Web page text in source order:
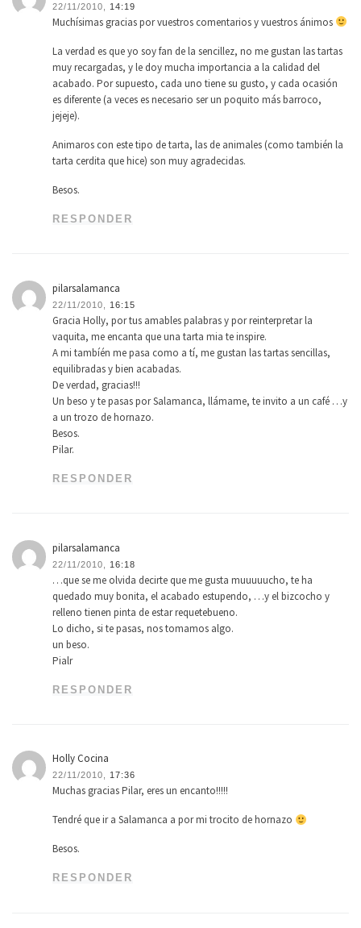
22/11/2010, 14:19
Muchísimas gracias por vuestros comentarios y vuestros ánimos
La verdad es que yo soy fan de la sencillez, no me gustan las tartas
muy recargadas, y le doy mucha importancia a la calidad del
acabado. Por supuesto, cada uno tiene su gusto, y cada ocasión
es diferente (a veces es necesario ser un poquito más barroco,
jejeje).
Animaros con este tipo de tarta, las de animales (como también la
tarta cerdita que hice) son muy agradecidas.
Besos.
RESPONDER
pilarsalamanca
22/11/2010, 16:15
Gracia Holly, por tus amables palabras y por reinterpretar la
vaquita, me encanta que una tarta mia te inspire.
A mi tambíén me pasa como a tí, me gustan las tartas sencillas,
equilibradas y bien acabadas.
De verdad, gracias!!!
Un beso y te pasas por Salamanca, llámame, te invito a un café …y
a un trozo de hornazo.
Besos.
Pilar.
RESPONDER
pilarsalamanca
22/11/2010, 16:18
…que se me olvida decirte que me gusta muuuuucho, te ha
quedado muy bonita, el acabado estupendo, …y el bizcocho y
relleno tienen pinta de estar requetebueno.
Lo dicho, si te pasas, nos tomamos algo.
un beso.
Pialr
RESPONDER
Holly Cocina
22/11/2010, 17:36
Muchas gracias Pilar, eres un encanto!!!!!
Tendré que ir a Salamanca a por mi trocito de hornazo
Besos.
RESPONDER